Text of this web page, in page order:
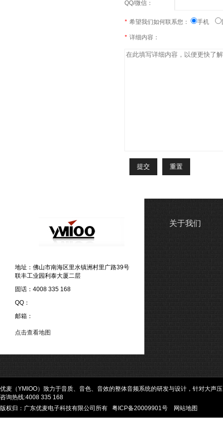
QQ/微信：
* 希望我们如何联系您： 手机
* 详细内容：
地址：佛山市南海区里水镇洲村里广路39号
联丰工业园利泰大厦二层
固话：4008 335 168
QQ：
邮箱：
点击查看地图
关于我们
优麦（YMIOO）致力于音质、音色、音效的整体音频系统的研发与设计，针对大
咨询热线:4008 335 168
版权归：广东优麦电子科技有限公司所有 粤ICP备20009901号 网站地图